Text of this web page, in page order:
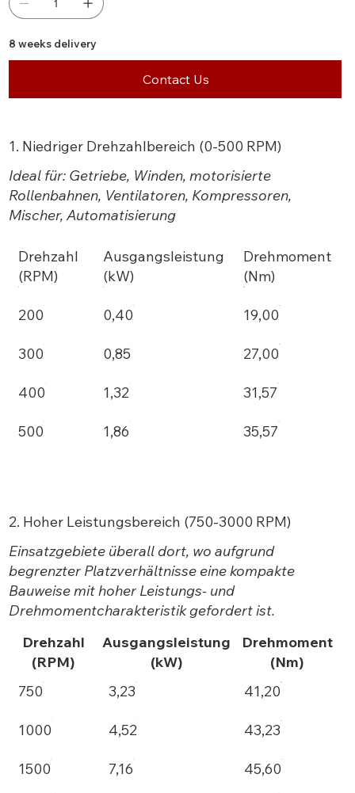
8 weeks delivery
Contact Us
1. Niedriger Drehzahlbereich (0-500 RPM)
Ideal für: Getriebe, Winden, motorisierte
Rollenbahnen, Ventilatoren, Kompressoren,
Mischer, Automatisierung
Drehzahl
(RPM)
Ausgangsleistung
(kW)
Drehmoment
(Nm)
200 0,40 19,00
300 0,85 27,00
400 1,32 31,57
500 1,86 35,57
2. Hoher Leistungsbereich (750-3000 RPM)
Einsatzgebiete überall dort, wo aufgrund
begrenzter Platzverhältnisse eine kompakte
Bauweise mit hoher Leistungs- und
Drehmomentcharakteristik gefordert ist.
Drehzahl
(RPM)
Ausgangsleistung
(kW)
Drehmoment
(Nm)
750
3,23 41,20
1000 4,52 43,23
1500 7,16 45,60